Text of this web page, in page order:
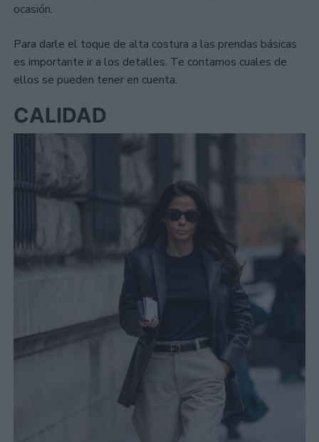
ocasión.
Para darle el toque de alta costura a las prendas básicas
es importante ir a los detalles. Te contamos cuales de
ellos se pueden tener en cuenta.
CALIDAD